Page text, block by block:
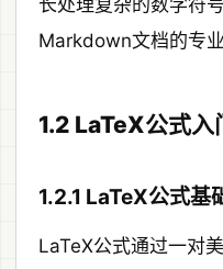
长处理复杂的数学符
Markdown文档的专业
1.2 LaTeX公式入
1.2.1 LaTeX公式基
LaTeX公式通过一对